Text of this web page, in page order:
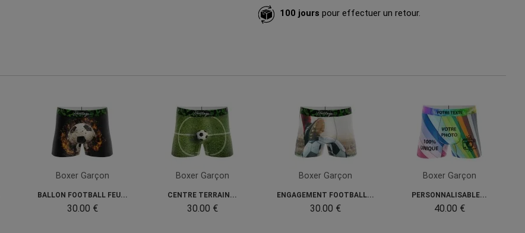
100 jours pour effectuer un retour.
Boxer Garçon
BALLON FOOTBALL FEU...
30.00 €
Boxer Garçon
CENTRE TERRAIN...
30.00 €
Boxer Garçon
ENGAGEMENT FOOTBALL...
30.00 €
Boxer Garçon
PERSONNALISABLE...
40.00 €